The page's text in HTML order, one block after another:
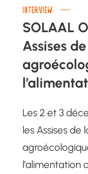
INTERVIEW
SOLAAL
Assises
Les 2 et 3
les Assises de
l’alimentation